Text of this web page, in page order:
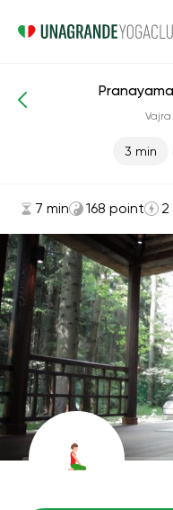
Asanas og øvelser
3 min
7 min 168 point 2